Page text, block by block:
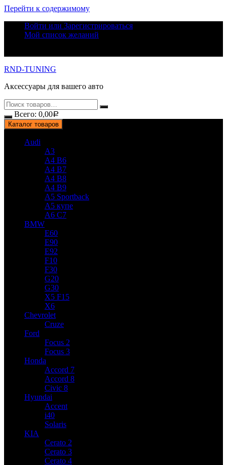
Перейти к содержимому
Войти или Зарегистрироваться
Мой список желаний
RND-TUNING
Аксессуары для вашего авто
Всего: 0,00Р
Каталог товаров
Audi
A3
A4 B6
A4 B7
A4 B8
A4 B9
A5 Sportback
A5 купе
A6 C7
BMW
E60
E90
E92
F10
F30
G20
G30
X5 F15
X6
Chevrolet
Cruze
Ford
Focus 2
Focus 3
Honda
Accord 7
Accord 8
Civic 8
Hyundai
Accent
i40
Solaris
KIA
Cerato 2
Cerato 3
Cerato 4